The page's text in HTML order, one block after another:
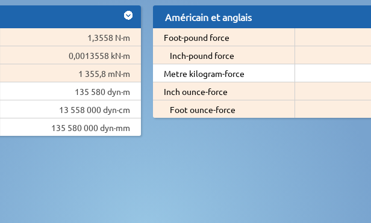
1,3558 N·m
0,0013558 kN·m
1 355,8 mN·m
135 580 dyn·m
13 558 000 dyn·cm
135 580 000 dyn·mm
Américain et anglais
Foot-pound force
Inch-pound force
Metre kilogram-force
Inch ounce-force
Foot ounce-force